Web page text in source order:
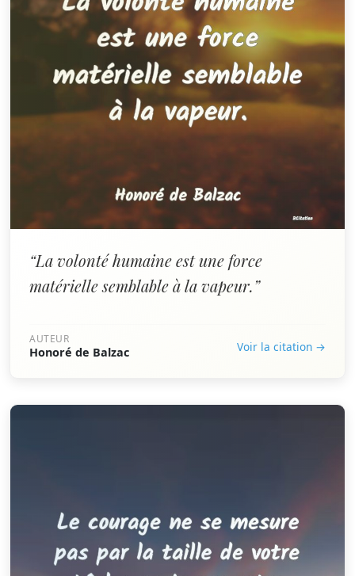
“La volonté humaine est une force
matérielle semblable à la vapeur.”
AUTEUR
Honoré de Balzac Voir la citation →